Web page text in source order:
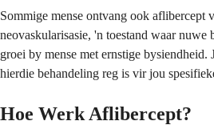
Sommige mense ontvang ook aflibercept
neovaskularisasie, 'n toestand waar nuwe
groei by mense met ernstige bysiendheid.
hierdie behandeling reg is vir jou
Hoe Werk Aflibercept?